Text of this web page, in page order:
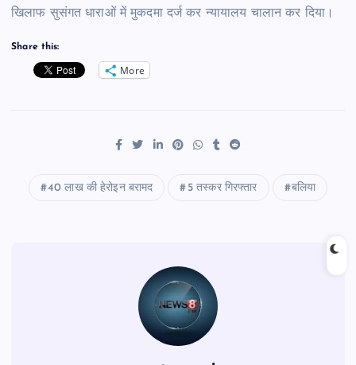
खिलाफ सुसंगत धाराओं में मुकदमा दर्ज कर न्यायालय चालान कर दिया।
Share this:
More
40 लाख की हेरोइन बरामद 5 तस्कर गिरफ्तार बलिया